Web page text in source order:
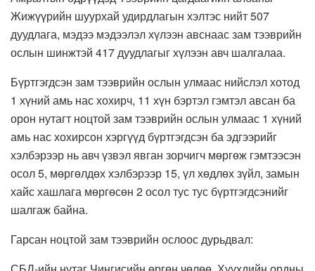
Жижүүрийн шуурхай удирдлагын хэлтэс нийт 507
дуудлага, мэдээ мэдээлэл хүлээн авснаас зам тээврийн
ослын шинжтэй 417 дуудлагыг хүлээн авч шалгалаа.
Бүртгэгдсэн зам тээврийн ослын улмаас нийслэл хотод
1 хүний амь нас хохирч, 11 хүн бэртэл гэмтэл авсан ба
орон нутагт ноцтой зам тээврийн ослын улмаас 1 хүний
амь нас хохирсон хэргүүд бүртгэгдсэн ба эдгээрийг
хэлбэрээр нь авч үзвэл явган зорчигч мөргөж гэмтээсэн
осол 5, мөргөлдөх хэлбэрээр 15, үл хөдлөх зүйл, замын
хайс хашлага мөргөсөн 2 осол тус тус бүртгэгдсэнийг
шалгаж байна.
Гарсан ноцтой зам тээврийн ослоос дурьдвал: